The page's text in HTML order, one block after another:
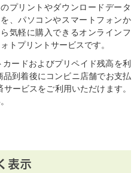
のプリントやダウンロードデータ
を、パソコンやスマートフォンか
ら気軽に購入できるオンラインフ
ォトプリントサービスです。
ードおよびプリペイド残高を利
到着後にコンビニ店舗でお支払
ービスをご利用いただけます。
表示